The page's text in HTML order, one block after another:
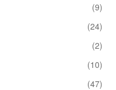
(9)
(24)
(2)
(10)
(47)